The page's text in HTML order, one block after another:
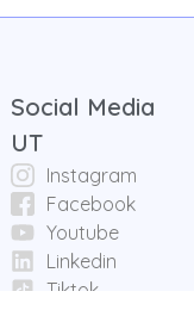
Social Media
UT
Instagram
Facebook
Youtube
Linkedin
Tiktok